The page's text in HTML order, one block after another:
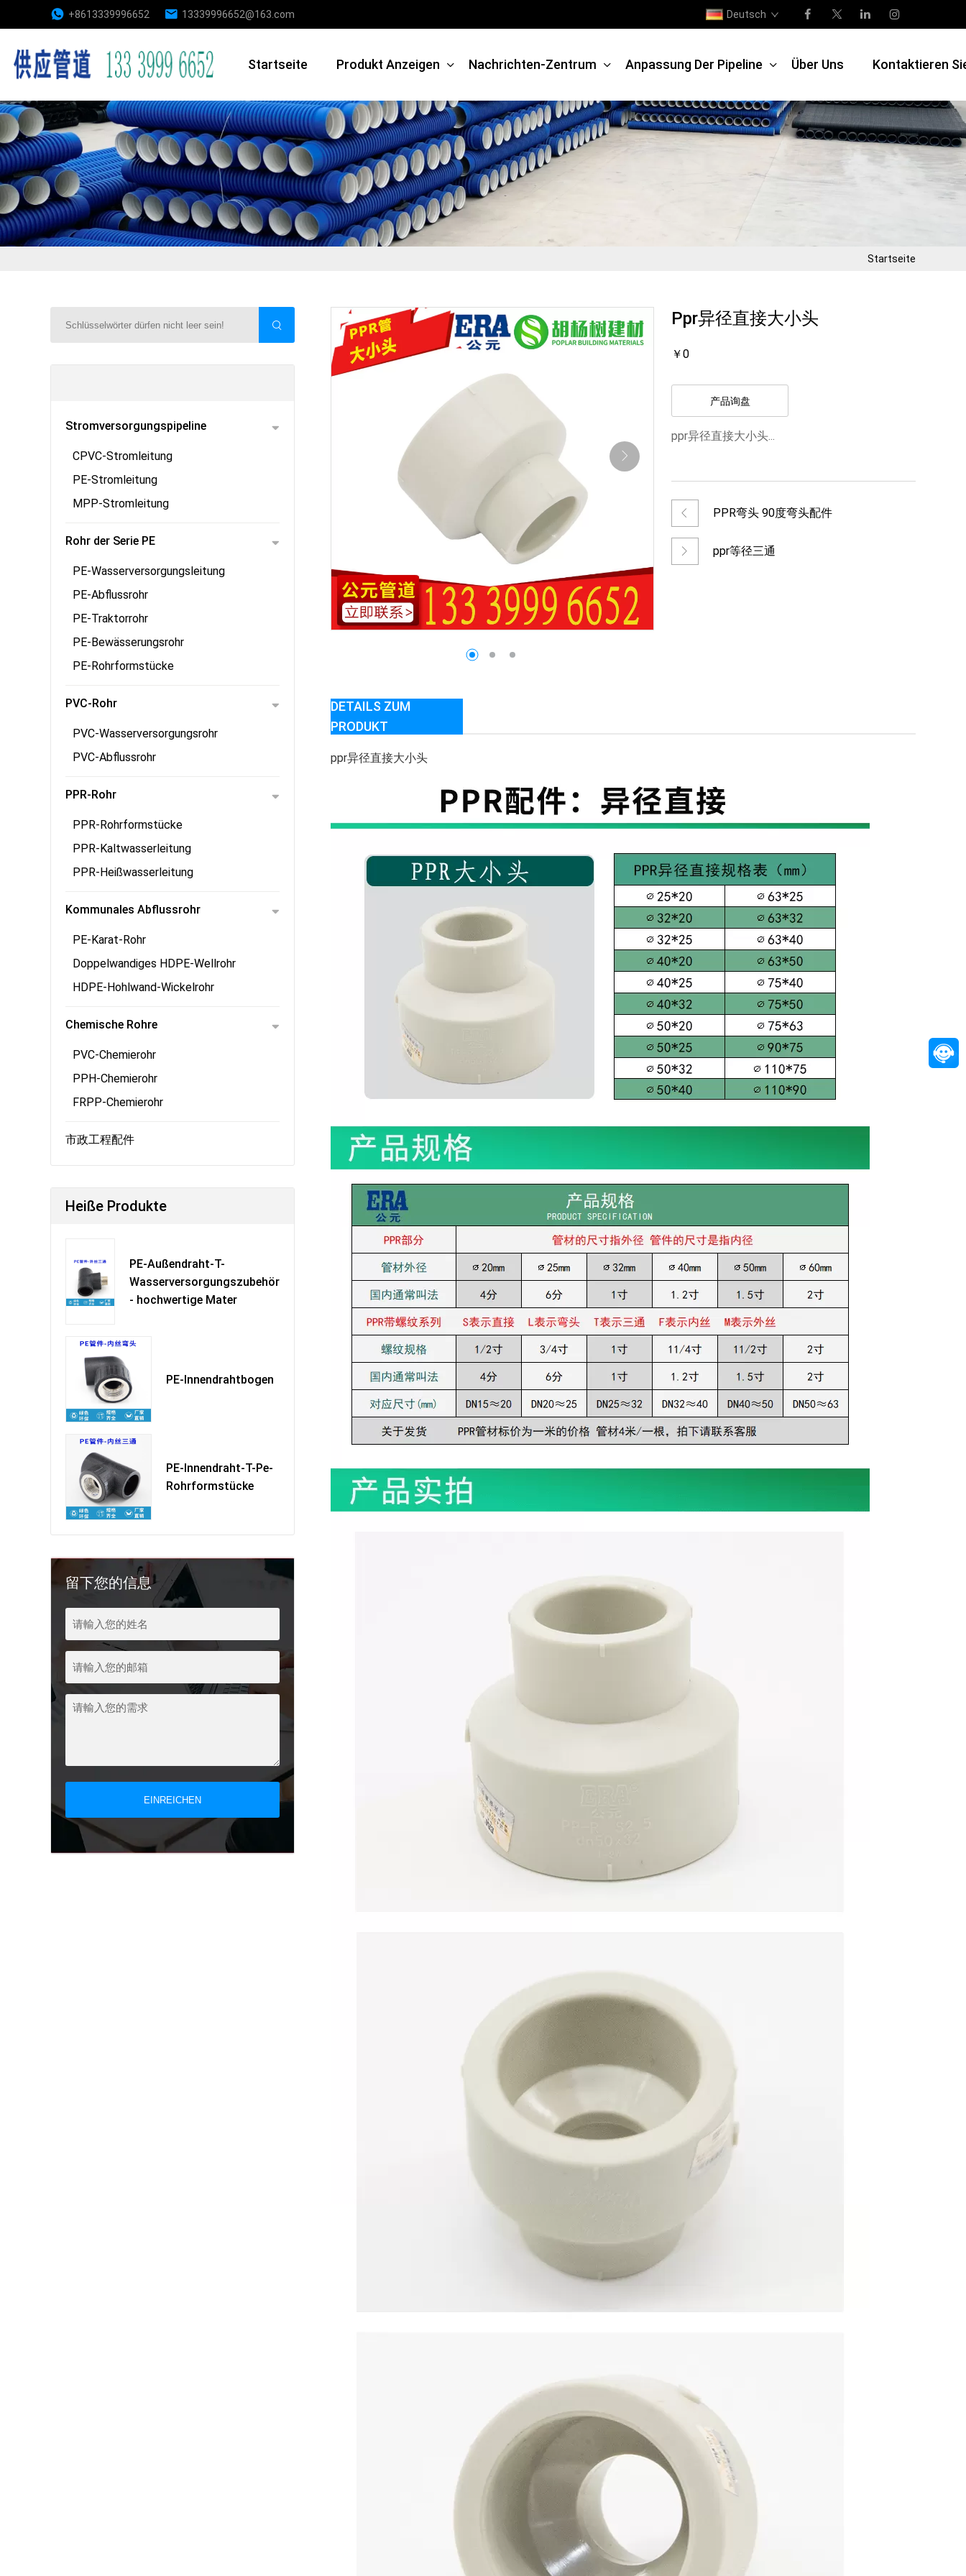
+8613339996652 13339996652@163.com Deutsch
Startseite Produkt Anzeigen Nachrichten-Zentrum Anpassung Der Pipeline Über Uns Kontaktieren
Startseite
Stromversorgungspipeline
CPVC-Stromleitung
PE-Stromleitung
MPP-Stromleitung
Rohr der Serie PE
PE-Wasserversorgungsleitung
PE-Abflussrohr
PE-Traktorrohr
PE-Bewässerungsrohr
PE-Rohrformstücke
PVC-Rohr
PVC-Wasserversorgungsrohr
PVC-Abflussrohr
PPR-Rohr
PPR-Rohrformstücke
PPR-Kaltwasserleitung
PPR-Heißwasserleitung
Kommunales Abflussrohr
PE-Karat-Rohr
Doppelwandiges HDPE-Wellrohr
HDPE-Hohlwand-Wickelrohr
Chemische Rohre
PVC-Chemierohr
PPH-Chemierohr
FRPP-Chemierohr
市政工程配件
Heiße Produkte
PE-Außendraht-T-
Wasserversorgungszubehör
- hochwertige Mater
PE-Innendrahtbogen
PE-Innendraht-T-Pe-
Rohrformstücke
留下您的信息
EINREICHEN
Ppr异径直接大小头
￥0
产品询盘
ppr异径直接大小头...
PPR弯头 90度弯头配件
ppr等径三通
DETAILS ZUM
PRODUKT
ppr异径直接大小头